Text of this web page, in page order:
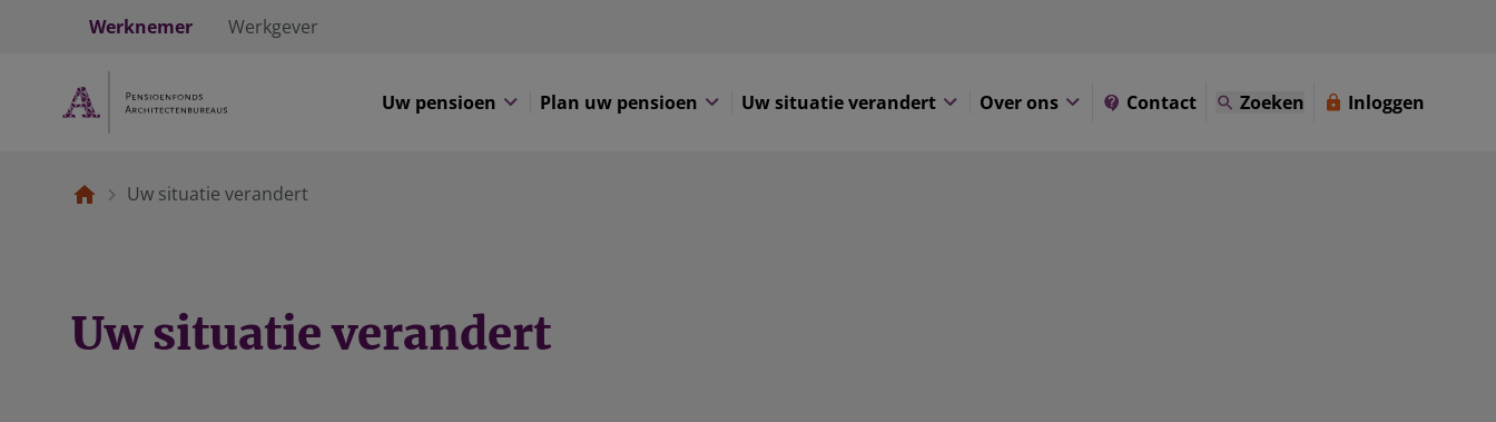
Werknemer Werkgever
Uw pensioen Plan uw pensioen Uw situatie verandert Over ons Contact Zoeken Inloggen
Uw situatie verandert
Uw situatie verandert